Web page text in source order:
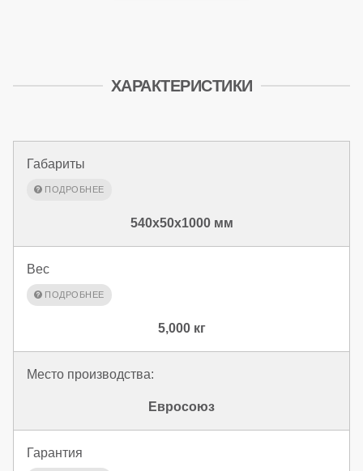
ХАРАКТЕРИСТИКИ
Габариты
540x50x1000 мм
Вес
5,000 кг
Место производства:
Евросоюз
Гарантия